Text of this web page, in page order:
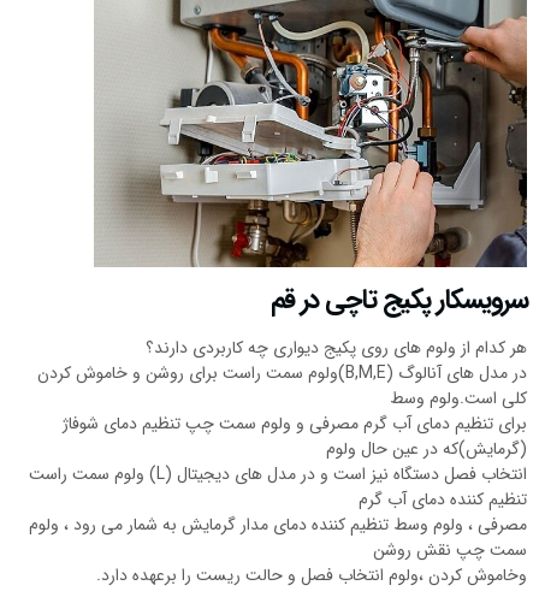
سرویسکار پکیج تاچی در قم
هر کدام از ولوم های روی پکیج دیواری چه کاربردی دارند؟
در مدل های آنالوگ (B,M,E)ولوم سمت راست برای روشن و خاموش کردن
کلی است.ولوم وسط
برای تنظیم دمای آب گرم مصرفی و ولوم سمت چپ تنظیم دمای شوفاژ
(گرمایش)که در عین حال ولوم
انتخاب فصل دستگاه نیز است و در مدل های دیجیتال (L) ولوم سمت راست
تنظیم کننده دمای آب گرم
مصرفی ، ولوم وسط تنظیم کننده دمای مدار گرمایش به شمار می رود ، ولوم
سمت چپ نقش روشن
وخاموش کردن ،ولوم انتخاب فصل و حالت ریست را برعهده دارد.